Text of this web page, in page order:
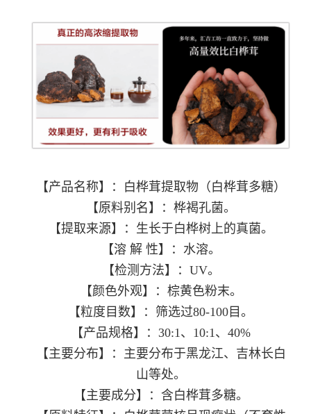
【产品名称】：白桦茸提取物（白桦茸多糖）
【原料别名】：桦褐孔菌。
【提取来源】：生长于白桦树上的真菌。
【溶 解 性】：水溶。
【检测方法】：UV。
【颜色外观】：棕黄色粉末。
【粒度目数】：筛选过80-100目。
【产品规格】：30:1、10:1、40%
【主要分布】：主要分布于黑龙江、吉林长白
山等处。
【主要成分】：含白桦茸多糖。